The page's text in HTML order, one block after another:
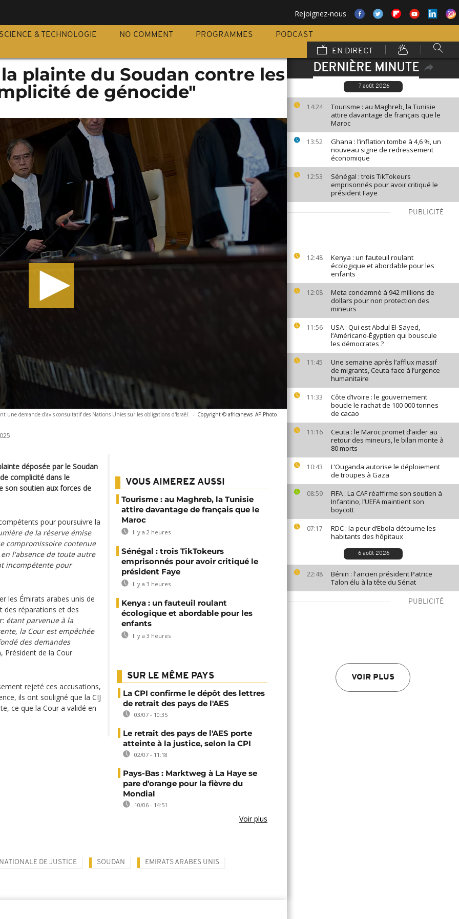
Rejoignez-nous
SCIENCE & TECHNOLOGIE NO COMMENT PROGRAMMES
PODCAST
EN DIRECT
DERNIÈRE MINUTE
7 août 2026
14:24
Tourisme : au Maghreb, la Tunisie
attire davantage de français que le
Maroc
13:52
Ghana : l’inflation tombe à 4,6 %, un
nouveau signe de redressement
économique
12:53
Sénégal : trois TikTokeurs
emprisonnés pour avoir critiqué le
président Faye
PUBLICITÉ
12:48
Kenya : un fauteuil roulant
écologique et abordable pour les
enfants
12:08
Meta condamné à 942 millions de
dollars pour non protection des
mineurs
11:56
USA : Qui est Abdul El-Sayed,
l’Américano-Égyptien qui bouscule
les démocrates ?
11:45
Une semaine après l’afflux massif
de migrants, Ceuta face à l’urgence
humanitaire
11:33
Côte d’Ivoire : le gouvernement
boucle le rachat de 100 000 tonnes
de cacao
11:16
Ceuta : le Maroc promet d’aider au
retour des mineurs, le bilan monte à
80 morts
10:43
L’Ouganda autorise le déploiement
de troupes à Gaza
08:59
FIFA : La CAF réaffirme son soutien à
Infantino, l’UEFA maintient son
boycott
07:17
RDC : la peur d’Ebola détourne les
habitants des hôpitaux
6 août 2026
22:48
Bénin : l'ancien président Patrice
Talon élu à la tête du Sénat
PUBLICITÉ
VOIR PLUS
plainte du Soudan contre les
de génocide"
une demande d'avis consultatif des Nations Unies sur les obligations d'Israël. - Copyright © africanews AP Photo
déposée par le Soudan
complicité dans le
son soutien aux forces de
pour poursuivre la
de la réserve émise
compromissoire contenue
l'absence de toute autre
incompétente pour
les Émirats arabes unis de
des réparations et des
étant parvenue à la
la Cour est empêchée
des demandes
Président de la Cour
rejeté ces accusations,
ils ont souligné que la CIJ
ce que la Cour a validé en
VOUS AIMEREZ AUSSI
Tourisme : au Maghreb, la Tunisie
attire davantage de français que le
Maroc
Il y a 2 heures
Sénégal : trois TikTokeurs
emprisonnés pour avoir critiqué le
président Faye
Il y a 3 heures
Kenya : un fauteuil roulant
écologique et abordable pour les
enfants
Il y a 3 heures
SUR LE MÊME PAYS
La CPI confirme le dépôt des lettres
de retrait des pays de l'AES
03/07 - 10:35
Le retrait des pays de l'AES porte
atteinte à la justice, selon la CPI
02/07 - 11:18
Pays-Bas : Marktweg à La Haye se
pare d'orange pour la fièvre du
Mondial
10/06 - 14:51
Voir plus
DE JUSTICE SOUDAN EMIRATS ARABES UNIS